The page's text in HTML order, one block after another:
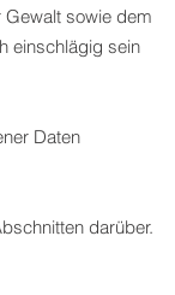
sowie dem
einschlägig sein
Daten
darüber.